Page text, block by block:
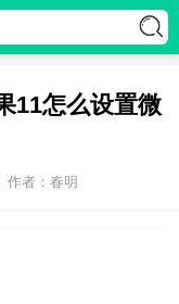
11怎么设置微
作者：春明